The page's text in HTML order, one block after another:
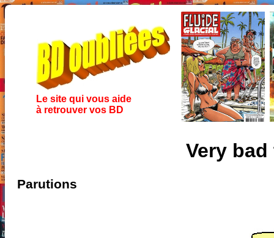
Le site qui vous aide
à retrouver vos BD
Very
Parutions